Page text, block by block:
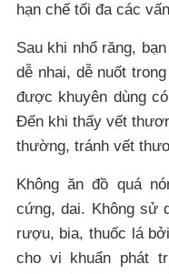
hạn chế tối đa các
Sau khi nhổ răng,
dễ nhai, dễ nuốt
được khuyên dùng
Đến khi thấy vết
thường, tránh vết
Không ăn đồ quá
cứng, dai. Không sử
rượu, bia, thuốc lá
cho vi khuẩn phát